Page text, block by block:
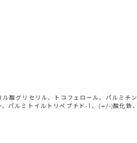
酸グリセリル、トコフェロール、パルミチン
パルミトイルトリペプチド-1、(+/-)酸化鉄、